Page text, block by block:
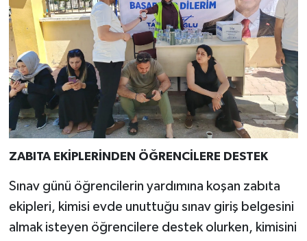
ZABITA EKİPLERİNDEN ÖĞRENCİLERE DESTEK
Sınav günü öğrencilerin yardımına koşan zabıta
ekipleri, kimisi evde unuttuğu sınav giriş belgesini
almak isteyen öğrencilere destek olurken, kimisini